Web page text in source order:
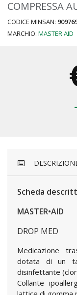
COMPRESSA
CODICE MINSAN:
MARCHIO: MASTER AID
Scheda
MASTER•AID
DROP MED
Medicazione
dotata di un
disinfettante
Collante